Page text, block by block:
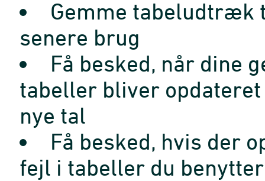
Gemme tabeludtræk
senere brug
Få besked, når dine
tabeller bliver opdateret
nye tal
Få besked, hvis der
fejl i tabeller du benytter